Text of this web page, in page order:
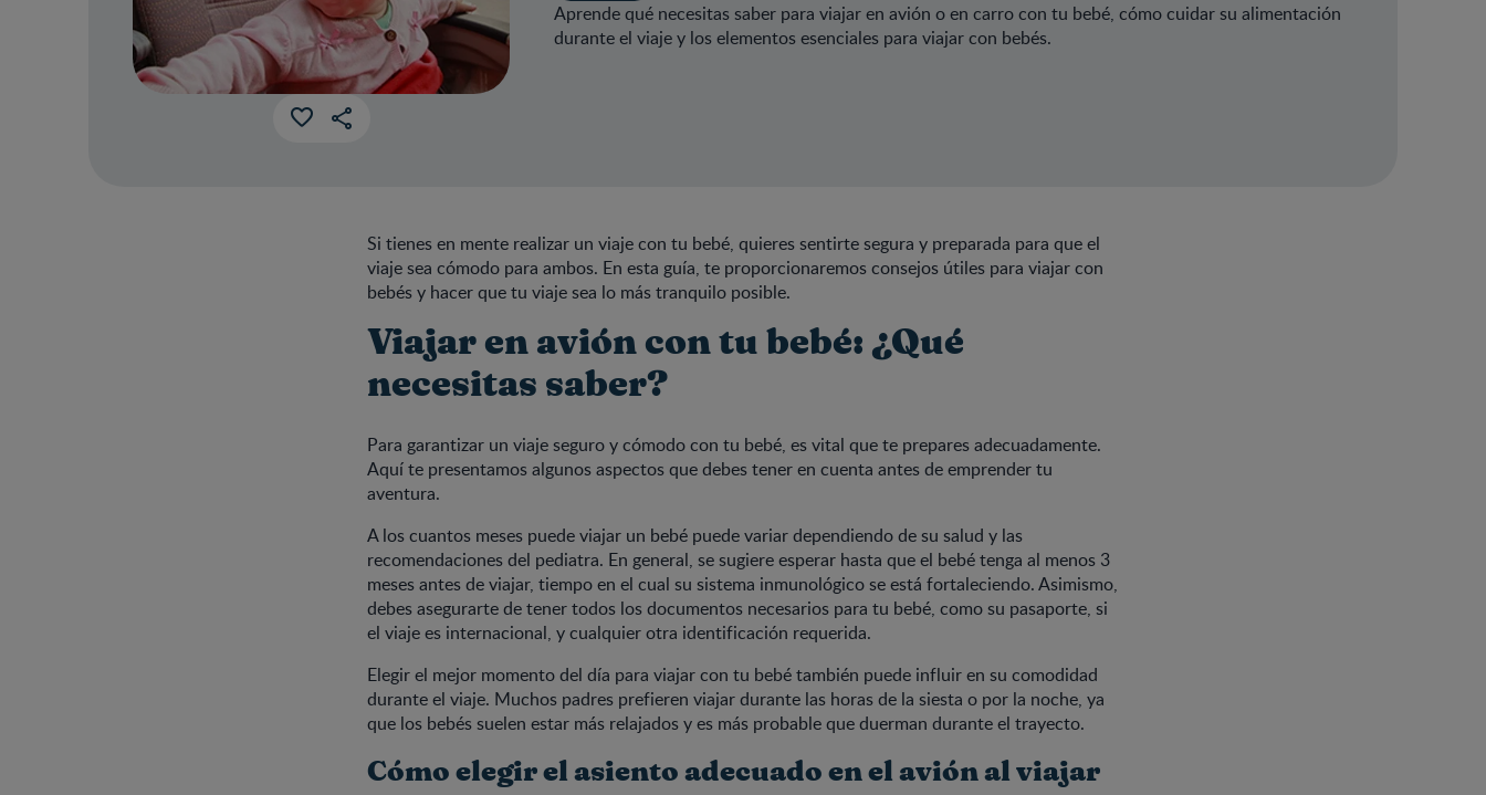
Aprende qué necesitas saber para viajar en avión o en carro con tu bebé, cómo cuidar su alimentación
durante el viaje y los elementos esenciales para viajar con bebés.
Si tienes en mente realizar un viaje con tu bebé, quieres sentirte segura y preparada para que el
viaje sea cómodo para ambos. En esta guía, te proporcionaremos consejos útiles para viajar con
bebés y hacer que tu viaje sea lo más tranquilo posible.
Viajar en avión con tu bebé: ¿Qué
necesitas saber?
Para garantizar un viaje seguro y cómodo con tu bebé, es vital que te prepares adecuadamente.
Aquí te presentamos algunos aspectos que debes tener en cuenta antes de emprender tu
aventura.
A los cuantos meses puede viajar un bebé puede variar dependiendo de su salud y las
recomendaciones del pediatra. En general, se sugiere esperar hasta que el bebé tenga al menos 3
meses antes de viajar, tiempo en el cual su sistema inmunológico se está fortaleciendo. Asimismo,
debes asegurarte de tener todos los documentos necesarios para tu bebé, como su pasaporte, si
el viaje es internacional, y cualquier otra identificación requerida.
Elegir el mejor momento del día para viajar con tu bebé también puede influir en su comodidad
durante el viaje. Muchos padres prefieren viajar durante las horas de la siesta o por la noche, ya
que los bebés suelen estar más relajados y es más probable que duerman durante el trayecto.
Cómo elegir el asiento adecuado en el avión al viajar